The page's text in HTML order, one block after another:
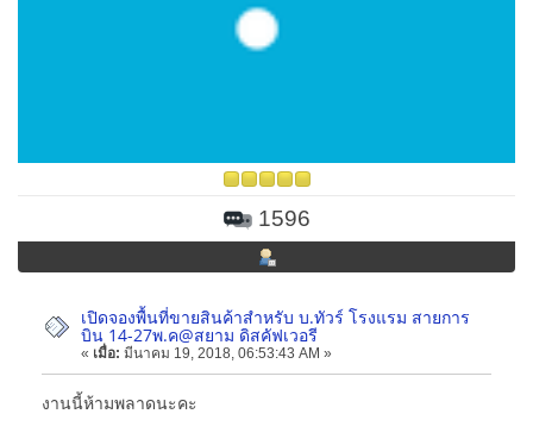
1596
เปิดจองพื้นที่ขายสินค้าสำหรับ บ.ทัวร์ โรงแรม สายการ
บิน 14-27พ.ค@สยาม ดิสคัฟเวอรี
« เมื่อ: มีนาคม 19, 2018, 06:53:43 AM »
งานนี้ห้ามพลาดนะคะ